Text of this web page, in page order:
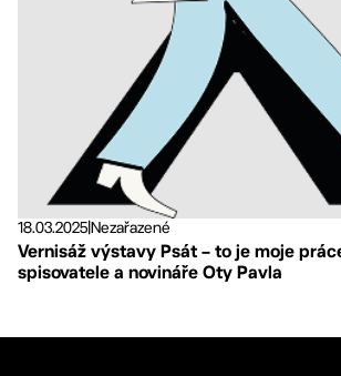
18.03.2025Nezařazené
Vernisáž výstavy Psát – to je moje
spisovatele a novináře Oty Pavla